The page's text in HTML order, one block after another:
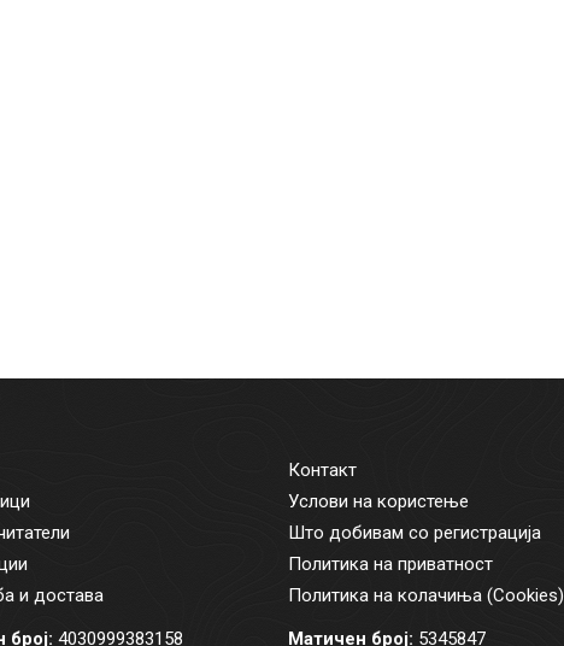
и достава
број: 4030999383158
Контакт
Услови на користење
Што добивам со регистрација
Политика на приватност
Политика на колачиња (Cookies)
Матичен број: 5345847